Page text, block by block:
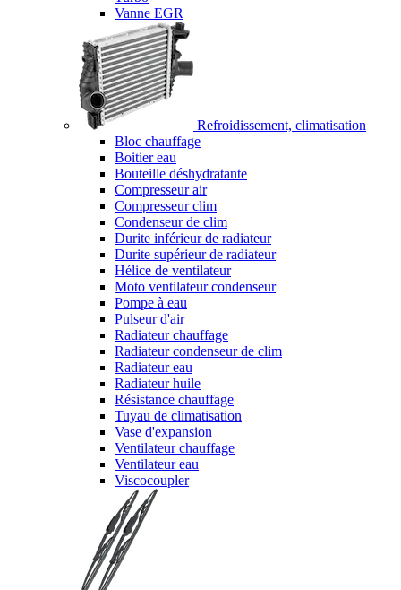
Vanne EGR
Refroidissement, climatisation
Bloc chauffage
Boitier eau
Bouteille déshydratante
Compresseur air
Compresseur clim
Condenseur de clim
Durite inférieur de radiateur
Durite supérieur de radiateur
Hélice de ventilateur
Moto ventilateur condenseur
Pompe à eau
Pulseur d'air
Radiateur chauffage
Radiateur condenseur de clim
Radiateur eau
Radiateur huile
Résistance chauffage
Tuyau de climatisation
Vase d'expansion
Ventilateur chauffage
Ventilateur eau
Viscocoupler